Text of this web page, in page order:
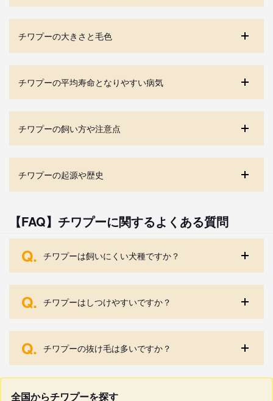
チワプーの大きさと毛色
チワプーの平均寿命となりやすい病気
チワプーの飼い方や注意点
チワプーの起源や歴史
【FAQ】チワプーに関するよくある質問
Q. チワプーは飼いにくい犬種ですか？
Q. チワプーはしつけやすいですか？
Q. チワプーの抜け毛は多いですか？
全国からチワプーを探す